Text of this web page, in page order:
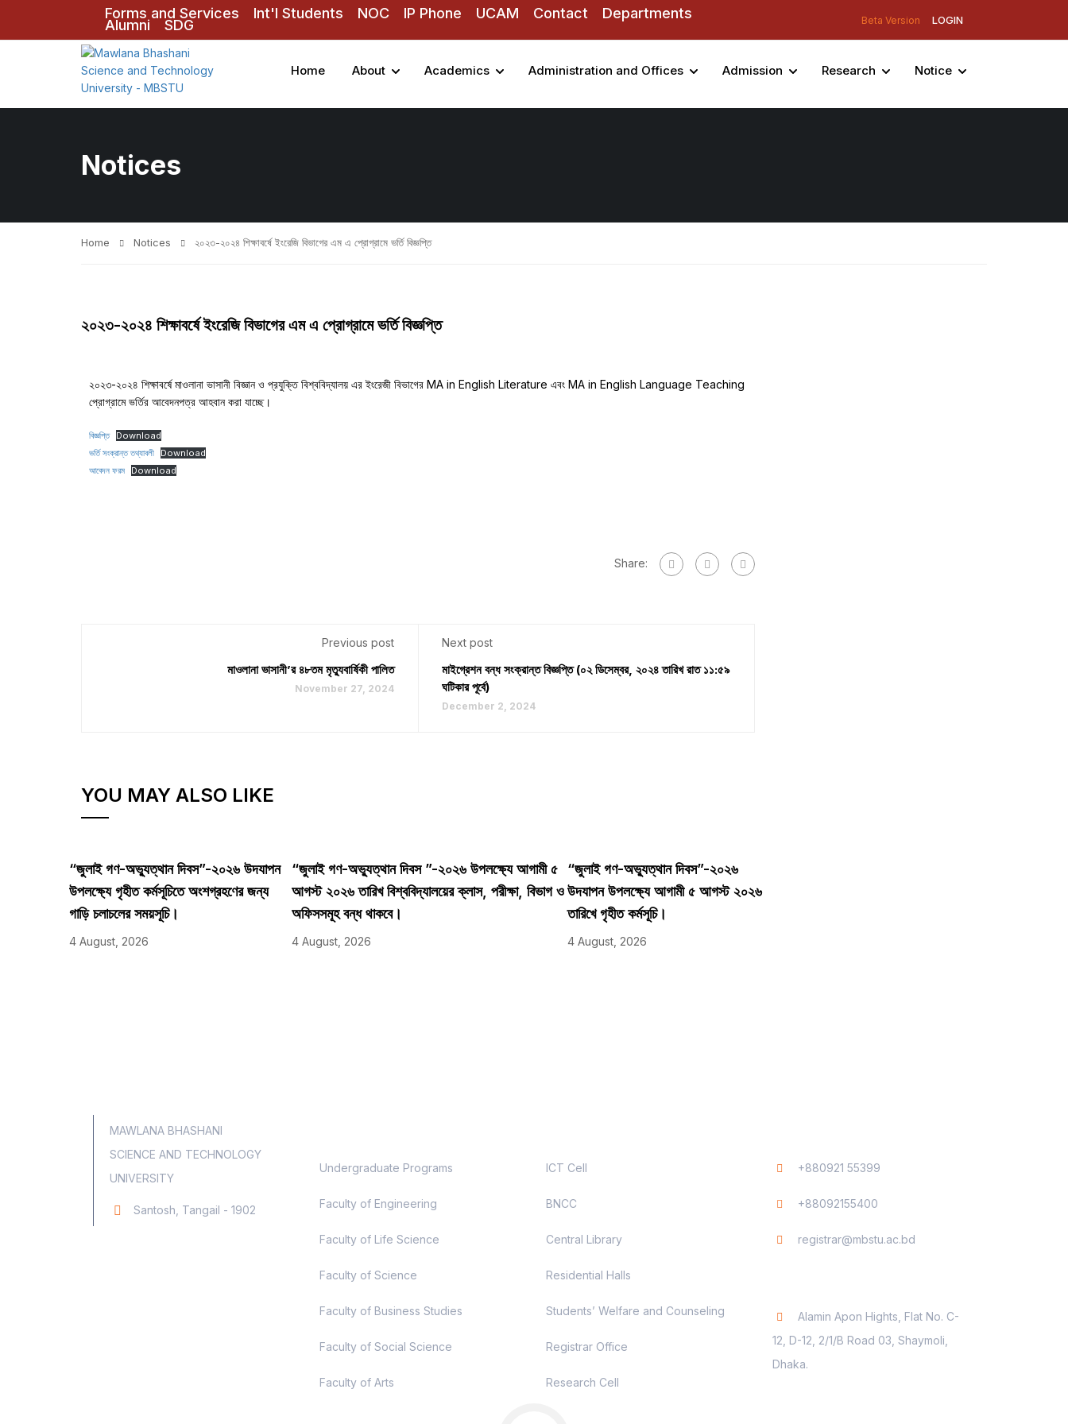
Forms and Services Int'l Students NOC IP Phone UCAM Contact Departments
Alumni SDG Beta Version LOGIN
Home About Academics Administration and Offices Admission Research Notice
Notices
Home Notices ২০২৩-২০২৪ শিক্ষাবর্ষে ইংরেজি বিভাগের এম এ প্রোগ্রামে ভর্তি বিজ্ঞপ্তি
২০২৩-২০২৪ শিক্ষাবর্ষে ইংরেজি বিভাগের এম এ প্রোগ্রামে ভর্তি বিজ্ঞপ্তি
২০২৩-২০২৪ শিক্ষাবর্ষে মাওলানা ভাসানী বিজ্ঞান ও প্রযুক্তি বিশ্ববিদ্যালয় এর ইংরেজী বিভাগের MA in English Literature এবং MA in English Language Teaching
প্রোগ্রামে ভর্তির আবেদনপত্র আহবান করা যাচ্ছে।
বিজ্ঞপ্তি
Download
ভর্তি সংক্রান্ত তথ্যাবলী
Download
আবেদন ফরম
Download
Share:
Previous post
মাওলানা ভাসানী’র ৪৮তম মৃত্যুবার্ষিকী পালিত
November 27, 2024
Next post
মাইগ্রেশন বন্ধ সংক্রান্ত বিজ্ঞপ্তি (০২ ডিসেম্বর, ২০২৪ তারিখ রাত ১১:৫৯
ঘটিকার পূর্বে)
December 2, 2024
YOU MAY ALSO LIKE
“জুলাই গণ-অভ্যুত্থান দিবস”-২০২৬ উদযাপন
উপলক্ষ্যে গৃহীত কর্মসূচিতে অংশগ্রহণের জন্য
গাড়ি চলাচলের সময়সূচি।
4 August, 2026
“জুলাই গণ-অভ্যুত্থান দিবস ”-২০২৬ উপলক্ষ্যে আগামী ৫
আগস্ট ২০২৬ তারিখ বিশ্ববিদ্যালয়ের ক্লাস, পরীক্ষা, বিভাগ ও
অফিসসমূহ বন্ধ থাকবে।
4 August, 2026
“জুলাই গণ-অভ্যুত্থান দিবস”-২০২৬
উদযাপন উপলক্ষ্যে আগামী ৫ আগস্ট ২০২৬
তারিখে গৃহীত কর্মসূচি।
4 August, 2026
MAWLANA BHASHANI
SCIENCE AND TECHNOLOGY
UNIVERSITY
Santosh, Tangail - 1902
Undergraduate Programs
Faculty of Engineering
Faculty of Life Science
Faculty of Science
Faculty of Business Studies
Faculty of Social Science
Faculty of Arts
ICT Cell
BNCC
Central Library
Residential Halls
Students’ Welfare and Counseling
Registrar Office
Research Cell
+880921 55399
+88092155400
registrar@mbstu.ac.bd
Alamin Apon Hights, Flat No. C-
12, D-12, 2/1/B Road 03, Shaymoli,
Dhaka.